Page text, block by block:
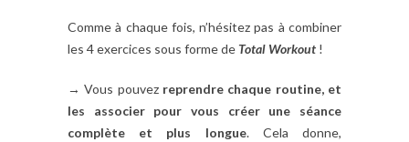
Comme à chaque fois, n’hésitez pas à combiner
les 4 exercices sous forme de Total Workout !
→ Vous pouvez reprendre chaque routine, et
les associer pour vous créer une séance
complète et plus longue. Cela donne,